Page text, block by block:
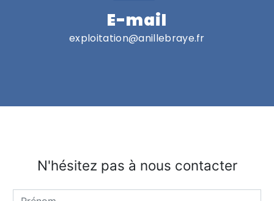
E-mail
exploitation@anillebraye.fr
N'hésitez pas à nous contacter